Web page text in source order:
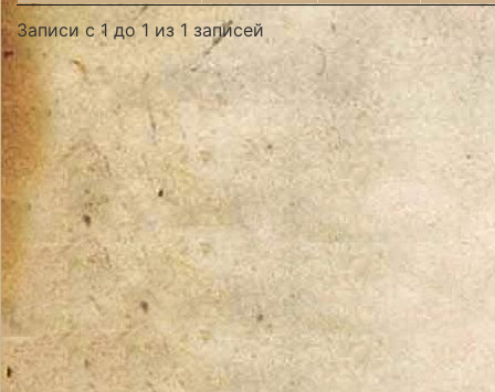
Записи с 1 до 1 из 1 записей